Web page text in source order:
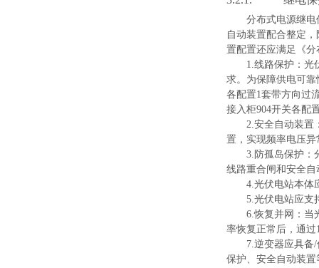
分布式电源继
自动装置配合整定
置配置还应满足《
1.线路保护：光
求。为保障供电可
各配置1套带方向过
接入柜904开关各配
2.安全自动装置
置，实现频率电压
3. 防孤岛保护：
线路重合闸和安全
4.光伏电站本体
5.光伏电站应支
6.恢复并网：当
率恢复正常后，通过
7.逆变器应具备/
保护、安全自动装